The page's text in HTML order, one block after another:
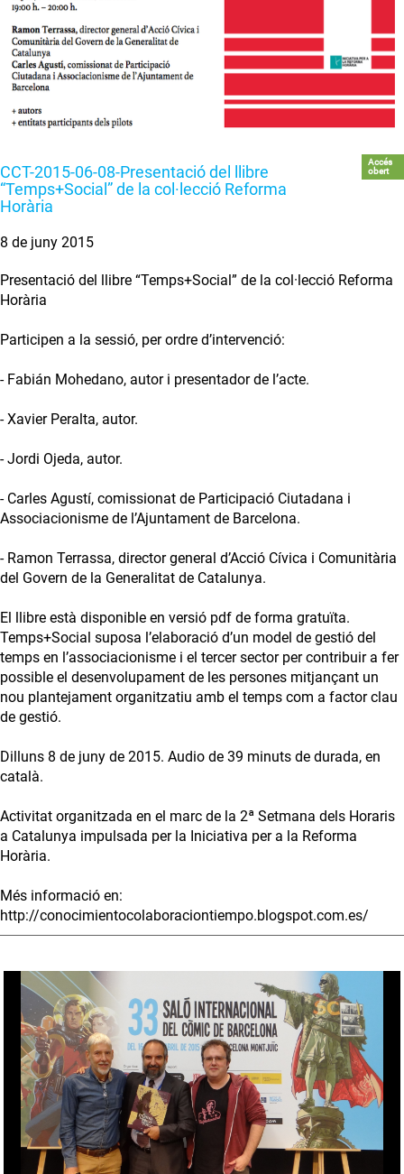
CCT-2015-06-08-Presentació del llibre
“Temps+Social” de la col·lecció Reforma
Horària
Accés
obert
8 de juny 2015
Presentació del llibre “Temps+Social” de la col·lecció Reforma
Horària
Participen a la sessió, per ordre d’intervenció:
- Fabián Mohedano, autor i presentador de l’acte.
- Xavier Peralta, autor.
- Jordi Ojeda, autor.
- Carles Agustí, comissionat de Participació Ciutadana i
Associacionisme de l’Ajuntament de Barcelona.
- Ramon Terrassa, director general d’Acció Cívica i Comunitària
del Govern de la Generalitat de Catalunya.
El llibre està disponible en versió pdf de forma gratuïta.
Temps+Social suposa l’elaboració d’un model de gestió del
temps en l’associacionisme i el tercer sector per contribuir a fer
possible el desenvolupament de les persones mitjançant un
nou plantejament organitzatiu amb el temps com a factor clau
de gestió.
Dilluns 8 de juny de 2015. Audio de 39 minuts de durada, en
català.
Activitat organitzada en el marc de la 2ª Setmana dels Horaris
a Catalunya impulsada per la Iniciativa per a la Reforma
Horària.
Més informació en:
http://conocimientocolaboraciontiempo.blogspot.com.es/